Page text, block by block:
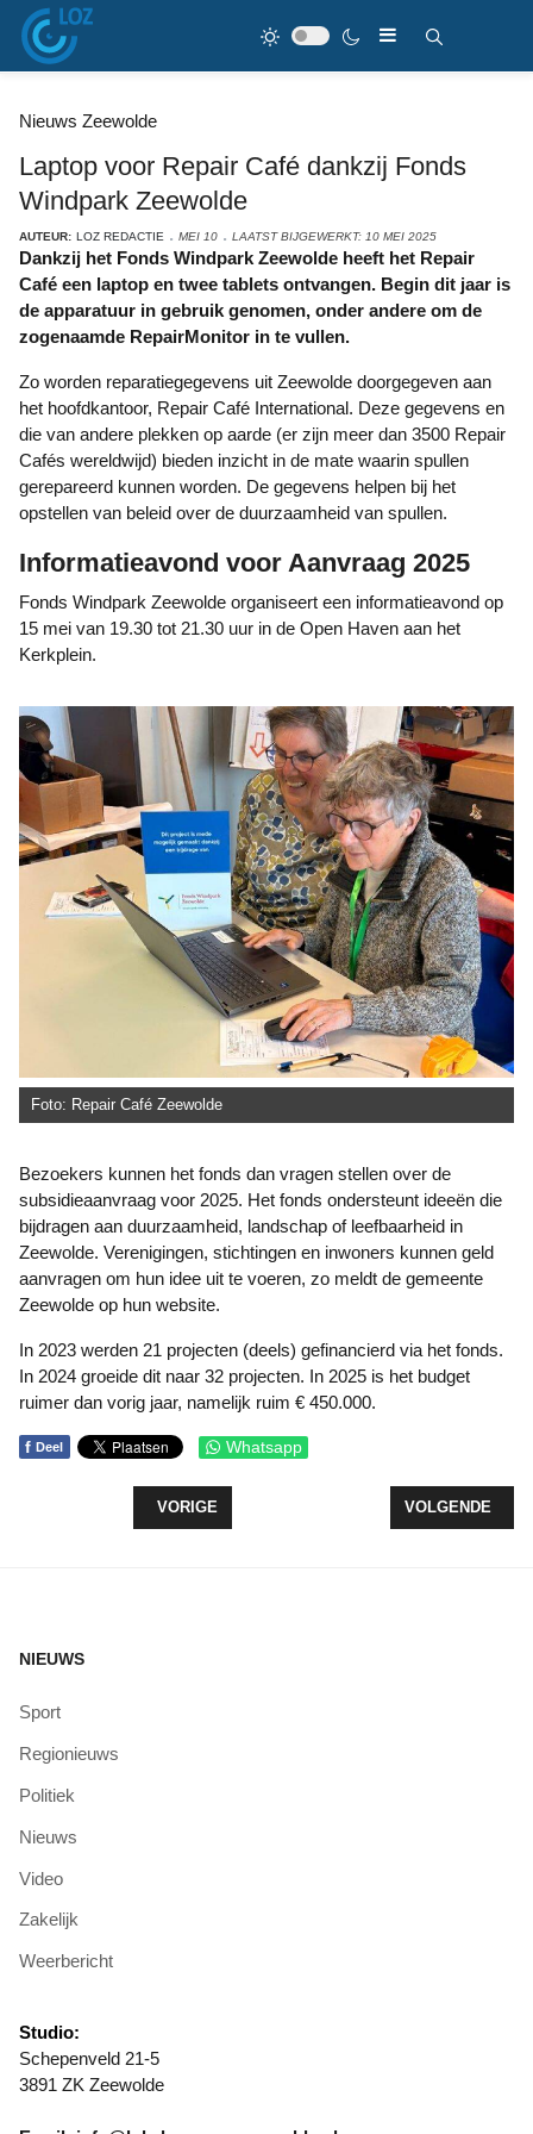
Nieuws Zeewolde
Laptop voor Repair Café dankzij Fonds
Windpark Zeewolde
AUTEUR: LOZ REDACTIE MEI 10 LAATST BIJGEWERKT: 10 MEI 2025
Dankzij het Fonds Windpark Zeewolde heeft het Repair
Café een laptop en twee tablets ontvangen. Begin dit jaar is
de apparatuur in gebruik genomen, onder andere om de
zogenaamde RepairMonitor in te vullen.
Zo worden reparatiegegevens uit Zeewolde doorgegeven aan
het hoofdkantoor, Repair Café International. Deze gegevens en
die van andere plekken op aarde (er zijn meer dan 3500 Repair
Cafés wereldwijd) bieden inzicht in de mate waarin spullen
gerepareerd kunnen worden. De gegevens helpen bij het
opstellen van beleid over de duurzaamheid van spullen.
Informatieavond voor Aanvraag 2025
Fonds Windpark Zeewolde organiseert een informatieavond op
15 mei van 19.30 tot 21.30 uur in de Open Haven aan het
Kerkplein.
Foto: Repair Café Zeewolde
Bezoekers kunnen het fonds dan vragen stellen over de
subsidieaanvraag voor 2025. Het fonds ondersteunt ideeën die
bijdragen aan duurzaamheid, landschap of leefbaarheid in
Zeewolde. Verenigingen, stichtingen en inwoners kunnen geld
aanvragen om hun idee uit te voeren, zo meldt de gemeente
Zeewolde op hun website.
In 2023 werden 21 projecten (deels) gefinancierd via het fonds.
In 2024 groeide dit naar 32 projecten. In 2025 is het budget
ruimer dan vorig jaar, namelijk ruim € 450.000.
f Deel Whatsapp
VORIG ARTIKEL: NIEUWE ADVENTURE
VORIGE VOLGENDE
VOLGENDE
NIEUWS
Sport
Regionieuws
Politiek
Nieuws
Video
Zakelijk
Weerbericht
Studio:
Schepenveld 21-5
3891 ZK Zeewolde